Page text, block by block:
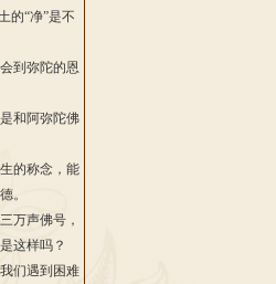
的“净”是不
到弥陀的恩
和阿弥陀佛
的称念，能
。
万声佛号，
这样吗？
们遇到困难